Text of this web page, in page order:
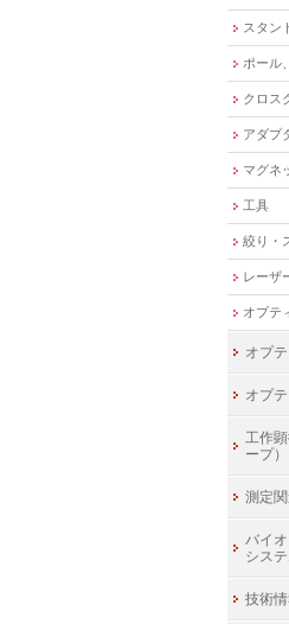
スタン
ポール
クロス
アダプ
マグネ
工具
絞り・
レーザ
オプテ
オプ
オプ
工作
ープ）
測定
バイ
シス
技術